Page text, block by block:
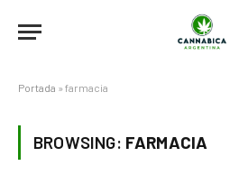
Portada » farmacia
BROWSING: FARMACIA